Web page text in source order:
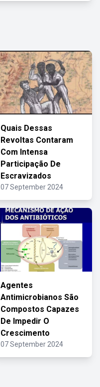
Quais Dessas
Revoltas Contaram
Com Intensa
Participação De
Escravizados
07 September 2024
Agentes
Antimicrobianos São
Compostos Capazes
De Impedir O
Crescimento
07 September 2024